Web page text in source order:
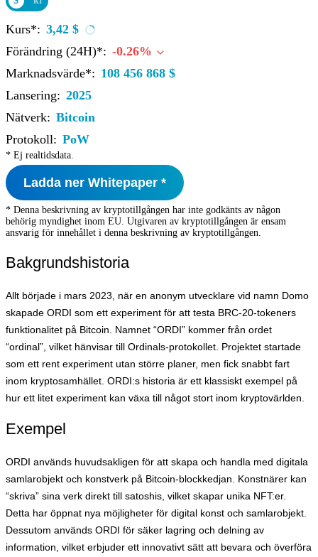
Kurs*: 3,42 $
Förändring (24H)*: -0.26%
Marknadsvärde*: 108 456 868 $
Lansering: 2025
Nätverk: Bitcoin
Protokoll: PoW
* Ej realtidsdata.
Ladda ner Whitepaper *
* Denna beskrivning av kryptotillgången har inte godkänts av någon
behörig myndighet inom EU. Utgivaren av kryptotillgången är ensam
ansvarig för innehållet i denna beskrivning av kryptotillgången.
Bakgrundshistoria
Allt började i mars 2023, när en anonym utvecklare vid namn Domo
skapade ORDI som ett experiment för att testa BRC-20-tokeners
funktionalitet på Bitcoin. Namnet “ORDI” kommer från ordet
“ordinal”, vilket hänvisar till Ordinals-protokollet. Projektet startade
som ett rent experiment utan större planer, men fick snabbt fart
inom kryptosamhället. ORDI:s historia är ett klassiskt exempel på
hur ett litet experiment kan växa till något stort inom kryptovärlden.
Exempel
ORDI används huvudsakligen för att skapa och handla med digitala
samlarobjekt och konstverk på Bitcoin-blockkedjan. Konstnärer kan
“skriva” sina verk direkt till satoshis, vilket skapar unika NFT:er.
Detta har öppnat nya möjligheter för digital konst och samlarobjekt.
Dessutom används ORDI för säker lagring och delning av
information, vilket erbjuder ett innovativt sätt att bevara och överföra